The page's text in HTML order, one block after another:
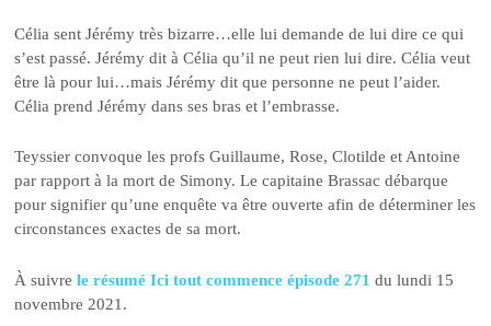
Célia sent Jérémy très bizarre…elle lui demande de lui dire ce qui
s’est passé. Jérémy dit à Célia qu’il ne peut rien lui dire. Célia veut
être là pour lui…mais Jérémy dit que personne ne peut l’aider.
Célia prend Jérémy dans ses bras et l’embrasse.
Teyssier convoque les profs Guillaume, Rose, Clotilde et Antoine
par rapport à la mort de Simony. Le capitaine Brassac débarque
pour signifier qu’une enquête va être ouverte afin de déterminer les
circonstances exactes de sa mort.
À suivrele résumé Ici tout commence épisode 271 du lundi 15
novembre 2021.